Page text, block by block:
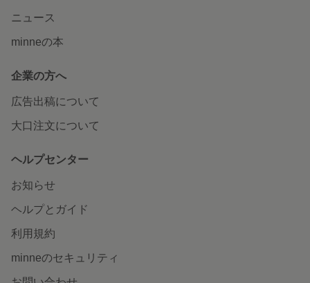
ニュース
minneの本
企業の方へ
広告出稿について
大口注文について
ヘルプセンター
お知らせ
ヘルプとガイド
利用規約
minneのセキュリティ